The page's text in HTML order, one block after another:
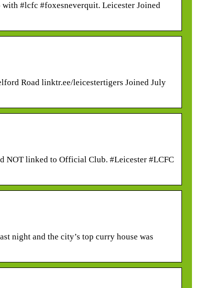
#lcfc #foxesneverquit. Leicester Joined
Road linktr.ee/leicestertigers Joined July
NOT linked to Official Club. #Leicester #LCFC
night and the city’s top curry house was